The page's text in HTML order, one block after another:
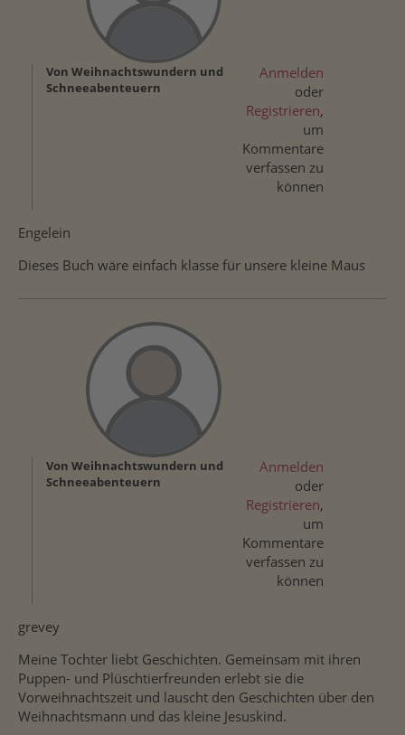
Engelein
Von Weihnachtswundern und
Schneeabenteuern
Anmelden
oder
Registrieren,
um
Kommentare
verfassen zu
können
Dieses Buch wäre einfach klasse für unsere kleine Maus
grevey
Von Weihnachtswundern und
Schneeabenteuern
Anmelden
oder
Registrieren,
um
Kommentare
verfassen zu
können
Meine Tochter liebt Geschichten. Gemeinsam mit ihren
Puppen- und Plüschtierfreunden erlebt sie die
Vorweihnachtszeit und lauscht den Geschichten über den
Weihnachtsmann und das kleine Jesuskind.